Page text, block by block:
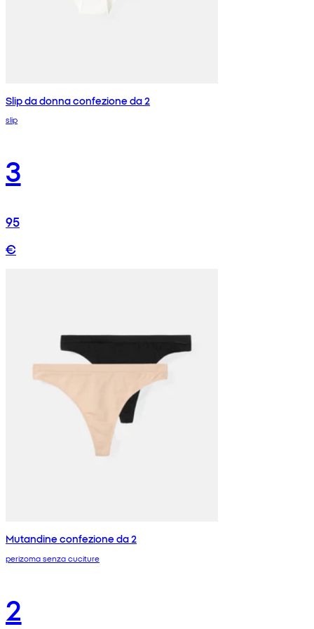
Slip da donna confezione da 2
slip
3
95
€
Mutandine confezione da 2
perizoma senza cuciture
2